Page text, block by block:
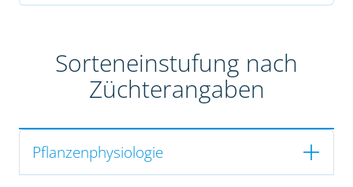
Sorteneinstufung nach
Züchterangaben
Pflanzenphysiologie